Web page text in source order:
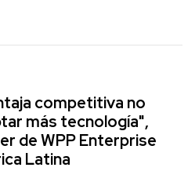
competitiva no
más tecnología",
de WPP Enterprise
Latina